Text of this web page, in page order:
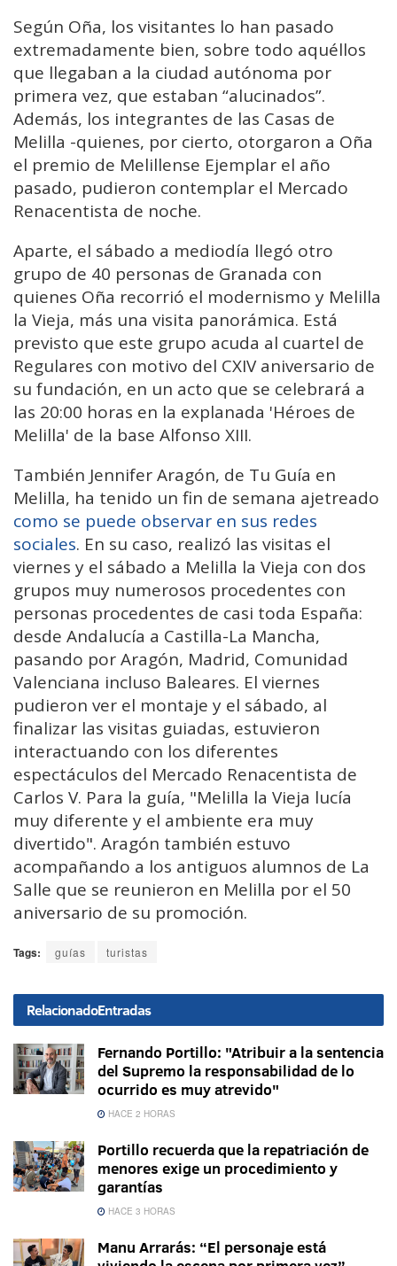
Según Oña, los visitantes lo han pasado
extremadamente bien, sobre todo aquéllos
que llegaban a la ciudad autónoma por
primera vez, que estaban “alucinados”.
Además, los integrantes de las Casas de
Melilla -quienes, por cierto, otorgaron a Oña
el premio de Melillense Ejemplar el año
pasado, pudieron contemplar el Mercado
Renacentista de noche.
Aparte, el sábado a mediodía llegó otro
grupo de 40 personas de Granada con
quienes Oña recorrió el modernismo y Melilla
la Vieja, más una visita panorámica. Está
previsto que este grupo acuda al cuartel de
Regulares con motivo del CXIV aniversario de
su fundación, en un acto que se celebrará a
las 20:00 horas en la explanada 'Héroes de
Melilla' de la base Alfonso XIII.
También Jennifer Aragón, de Tu Guía en
Melilla, ha tenido un fin de semana ajetreado
como se puede observar en sus redes
sociales. En su caso, realizó las visitas el
viernes y el sábado a Melilla la Vieja con dos
grupos muy numerosos procedentes con
personas procedentes de casi toda España:
desde Andalucía a Castilla-La Mancha,
pasando por Aragón, Madrid, Comunidad
Valenciana incluso Baleares. El viernes
pudieron ver el montaje y el sábado, al
finalizar las visitas guiadas, estuvieron
interactuando con los diferentes
espectáculos del Mercado Renacentista de
Carlos V. Para la guía, "Melilla la Vieja lucía
muy diferente y el ambiente era muy
divertido". Aragón también estuvo
acompañando a los antiguos alumnos de La
Salle que se reunieron en Melilla por el 50
aniversario de su promoción.
Tags: guías turistas
RelacionadoEntradas
Fernando Portillo: "Atribuir a la sentencia
del Supremo la responsabilidad de lo
ocurrido es muy atrevido"
HACE 2 HORAS
Portillo recuerda que la repatriación de
menores exige un procedimiento y
garantías
HACE 3 HORAS
Manu Arrarás: “El personaje está